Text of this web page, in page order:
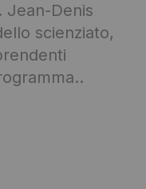
Jean-Denis
scienziato,